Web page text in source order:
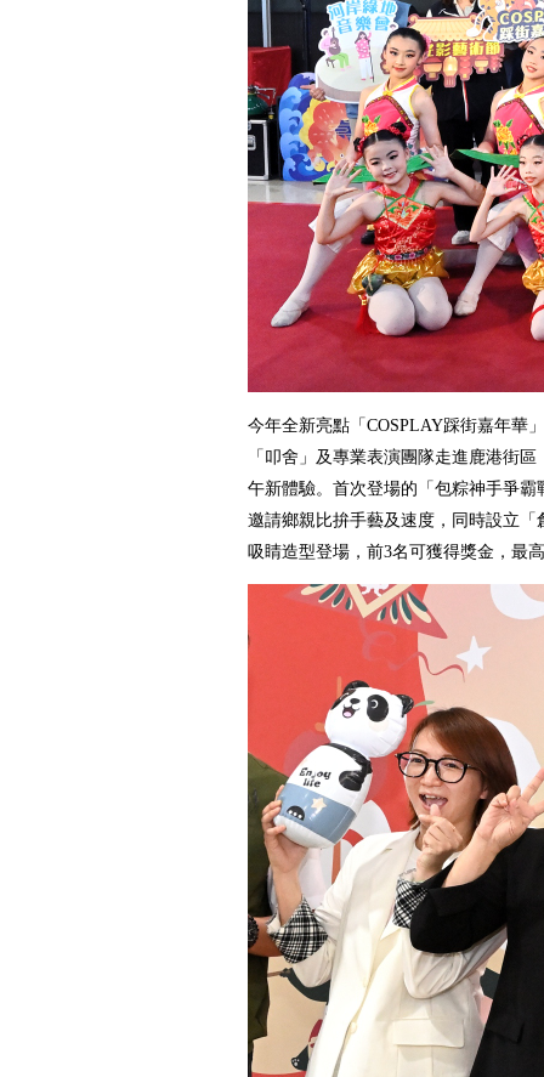
今年全新亮點「COSPLAY踩街嘉年華
「叩舍」及專業表演團隊走進鹿港街
午新體驗。首次登場的「包粽神手爭霸
邀請鄉親比拚手藝及速度，同時設立
吸睛造型登場，前3名可獲得獎金，最